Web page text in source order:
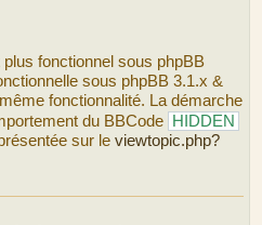
plus fonctionnel sous phpBB
sous phpBB 3.1.x &
fonctionnalité. La démarche
du BBCode
HIDDEN
sur le viewtopic.php?